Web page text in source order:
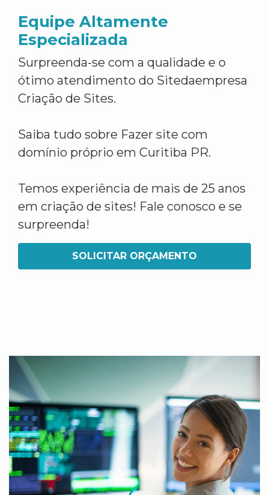
Equipe Altamente
Especializada
Surpreenda-se com a qualidade e o
ótimo atendimento do Sitedaempresa
Criação de Sites.
Saiba tudo sobre Fazer site com
domínio próprio em Curitiba PR.
Temos experiência de mais de 25 anos
em criação de sites! Fale conosco e se
surpreenda!
SOLICITAR ORÇAMENTO